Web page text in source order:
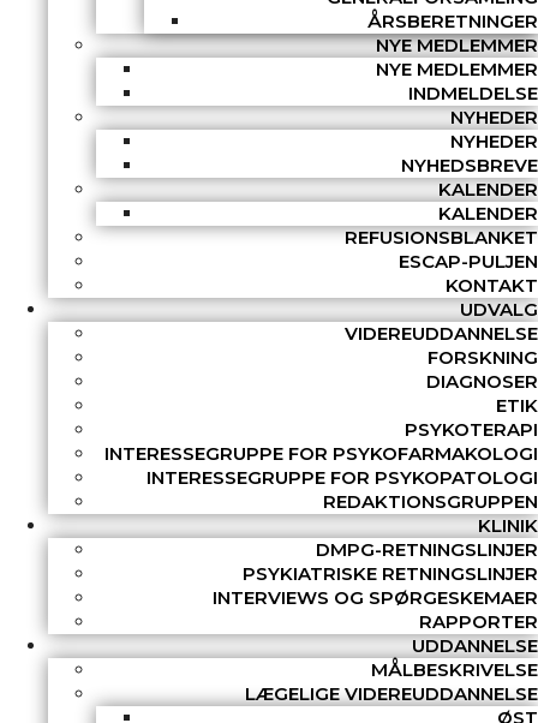
ÅRSBERETNINGER
NYE MEDLEMMER
NYE MEDLEMMER
INDMELDELSE
NYHEDER
NYHEDER
NYHEDSBREVE
KALENDER
KALENDER
REFUSIONSBLANKET
ESCAP-PULJEN
KONTAKT
UDVALG
VIDEREUDDANNELSE
FORSKNING
DIAGNOSER
ETIK
PSYKOTERAPI
INTERESSEGRUPPE FOR PSYKOFARMAKOLOGI
INTERESSEGRUPPE FOR PSYKOPATOLOGI
REDAKTIONSGRUPPEN
KLINIK
DMPG-RETNINGSLINJER
PSYKIATRISKE RETNINGSLINJER
INTERVIEWS OG SPØRGESKEMAER
RAPPORTER
UDDANNELSE
MÅLBESKRIVELSE
LÆGELIGE VIDEREUDDANNELSE
ØST